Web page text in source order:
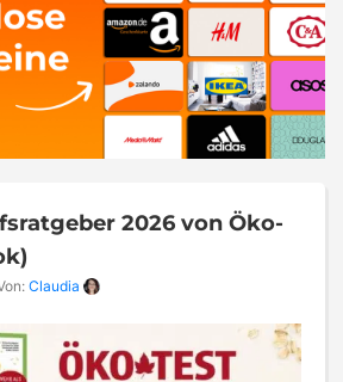
2026 von Öko-
Claudia